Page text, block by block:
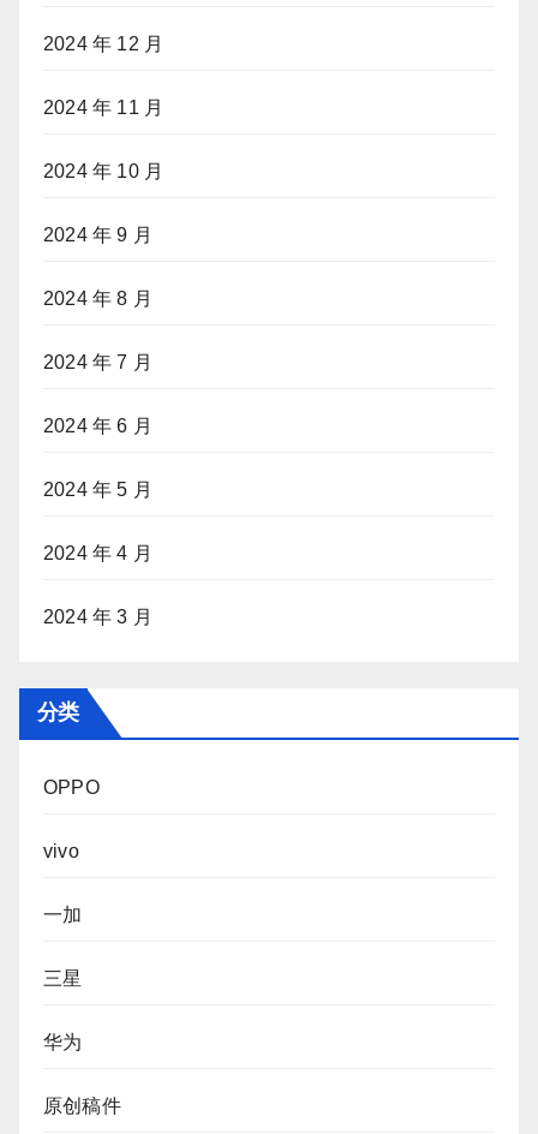
2024 年 12 月
2024 年 11 月
2024 年 10 月
2024 年 9 月
2024 年 8 月
2024 年 7 月
2024 年 6 月
2024 年 5 月
2024 年 4 月
2024 年 3 月
分类
OPPO
vivo
一加
三星
华为
原创稿件